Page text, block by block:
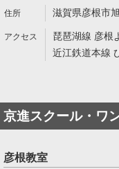
滋賀県彦根市
琵琶湖線 彦根
近江鉄道本線
京進スクール・ワ
彦根教室